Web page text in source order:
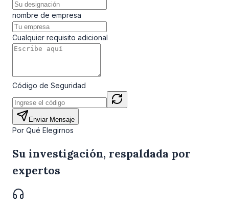
nombre de empresa
Cualquier requisito adicional
Código de Seguridad
Enviar Mensaje
Por Qué Elegirnos
Su investigación, respaldada por
expertos